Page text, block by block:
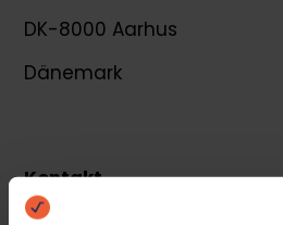
DK-8000 Aarhus
Dänemark
Kontakt